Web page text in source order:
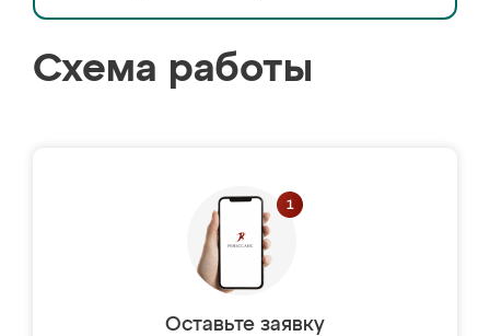
Схема работы
Оставьте заявку